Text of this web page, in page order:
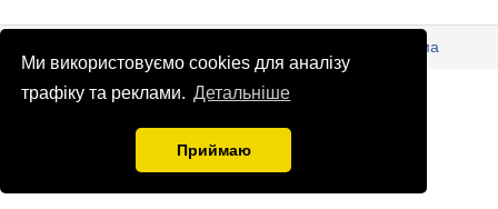
Ми використовуємо cookies для аналізу
трафіку та реклами. Детальніше
Приймаю
Реклама
info@patrioty.org.ua